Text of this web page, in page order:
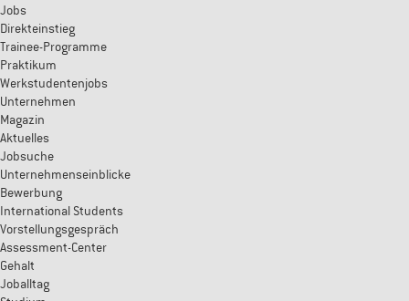
Jobs
Direkteinstieg
Trainee-Programme
Praktikum
Werkstudentenjobs
Unternehmen
Magazin
Aktuelles
Jobsuche
Unternehmenseinblicke
Bewerbung
International Students
Vorstellungsgespräch
Assessment-Center
Gehalt
Joballtag